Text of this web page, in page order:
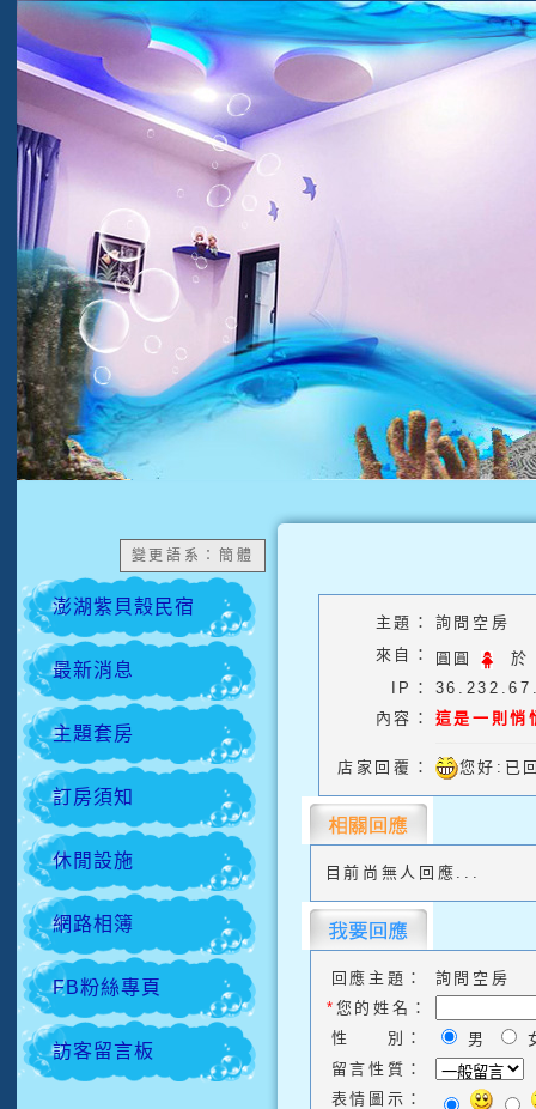
變更語系：簡體
澎湖紫貝殼民宿
最新消息
主題套房
訂房須知
休閒設施
網路相簿
FB粉絲專頁
訪客留言板
主題：
詢問空房
來自：
圓圓
於
IP：
內容：
這是一則
店家回覆： 您好:已
目前尚無人回應...
回應主題：
詢問空房
* 您的姓名：
性 別：
男
留言性質：
表情圖示：